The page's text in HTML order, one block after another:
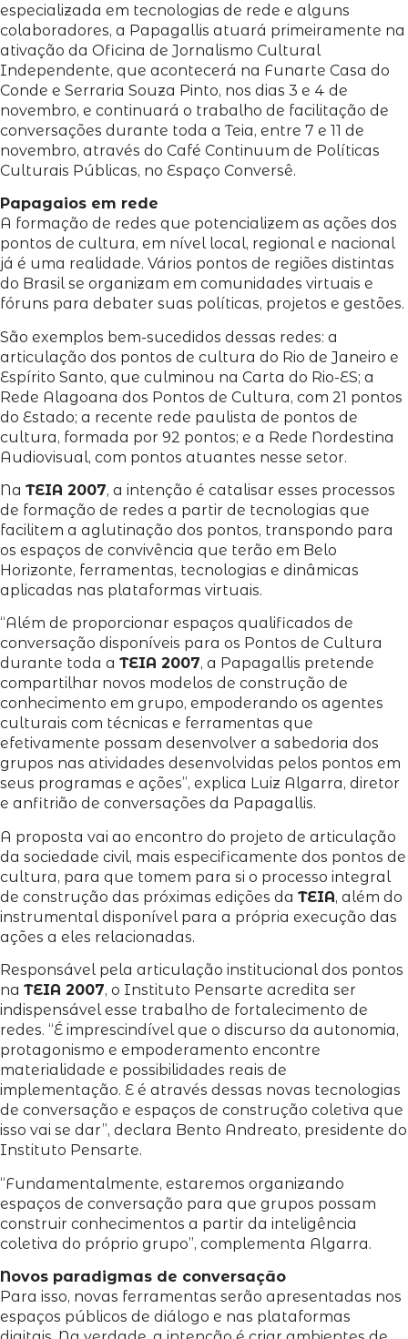
especializada em tecnologias de rede e alguns
colaboradores, a Papagallis atuará primeiramente na
ativação da Oficina de Jornalismo Cultural
Independente, que acontecerá na Funarte Casa do
Conde e Serraria Souza Pinto, nos dias 3 e 4 de
novembro, e continuará o trabalho de facilitação de
conversações durante toda a Teia, entre 7 e 11 de
novembro, através do Café Continuum de Políticas
Culturais Públicas, no Espaço Conversê.
Papagaios em rede
A formação de redes que potencializem as ações dos
pontos de cultura, em nível local, regional e nacional
já é uma realidade. Vários pontos de regiões distintas
do Brasil se organizam em comunidades virtuais e
fóruns para debater suas políticas, projetos e gestões.
São exemplos bem-sucedidos dessas redes: a
articulação dos pontos de cultura do Rio de Janeiro e
Espírito Santo, que culminou na Carta do Rio-ES; a
Rede Alagoana dos Pontos de Cultura, com 21 pontos
do Estado; a recente rede paulista de pontos de
cultura, formada por 92 pontos; e a Rede Nordestina
Audiovisual, com pontos atuantes nesse setor.
Na TEIA 2007, a intenção é catalisar esses processos
de formação de redes a partir de tecnologias que
facilitem a aglutinação dos pontos, transpondo para
os espaços de convivência que terão em Belo
Horizonte, ferramentas, tecnologias e dinâmicas
aplicadas nas plataformas virtuais.
“Além de proporcionar espaços qualificados de
conversação disponíveis para os Pontos de Cultura
durante toda a TEIA 2007, a Papagallis pretende
compartilhar novos modelos de construção de
conhecimento em grupo, empoderando os agentes
culturais com técnicas e ferramentas que
efetivamente possam desenvolver a sabedoria dos
grupos nas atividades desenvolvidas pelos pontos em
seus programas e ações”, explica Luiz Algarra, diretor
e anfitrião de conversações da Papagallis.
A proposta vai ao encontro do projeto de articulação
da sociedade civil, mais especificamente dos pontos de
cultura, para que tomem para si o processo integral
de construção das próximas edições da TEIA, além do
instrumental disponível para a própria execução das
ações a eles relacionadas.
Responsável pela articulação institucional dos pontos
na TEIA 2007, o Instituto Pensarte acredita ser
indispensável esse trabalho de fortalecimento de
redes. “É imprescindível que o discurso da autonomia,
protagonismo e empoderamento encontre
materialidade e possibilidades reais de
implementação. E é através dessas novas tecnologias
de conversação e espaços de construção coletiva que
isso vai se dar”, declara Bento Andreato, presidente do
Instituto Pensarte.
“Fundamentalmente, estaremos organizando
espaços de conversação para que grupos possam
construir conhecimentos a partir da inteligência
coletiva do próprio grupo”, complementa Algarra.
Novos paradigmas de conversação
Para isso, novas ferramentas serão apresentadas nos
espaços públicos de diálogo e nas plataformas